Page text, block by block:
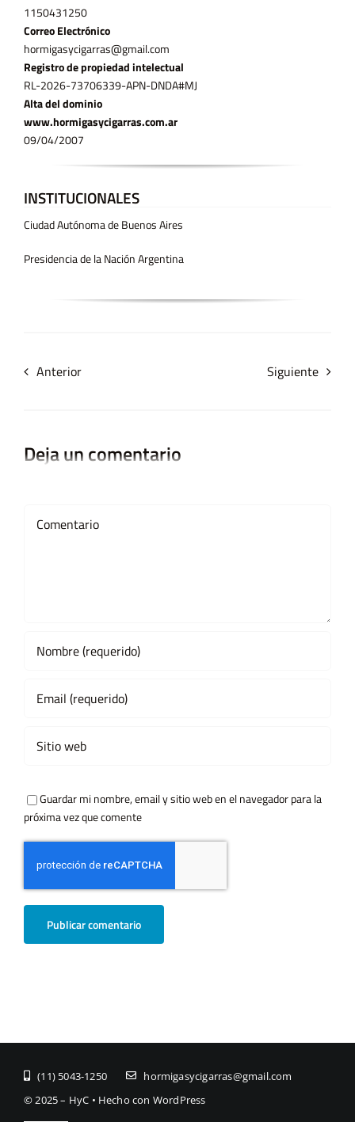
11­50431250
Correo Electrónico
hormigasycigarras@gmail.com
Registro de propiedad intelectual
RL-2026-73706339-APN-DNDA#MJ
Alta del dominio
www.hormigasycigarras.com.ar
09/04/2007
INSTITUCIONALES
Ciudad Autónoma de Buenos Aires
Presidencia de la Nación Argentina
Anterior Siguiente
Deja un comentario
Guardar mi nombre, email y sitio web en el navegador para la
próxima vez que comente
(11) ­5043-1250
hormigasycigarras@gmail.com
© 2025 – HyC • Hecho con WordPress